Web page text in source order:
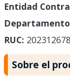
Entidad
RUC:
Sobre el